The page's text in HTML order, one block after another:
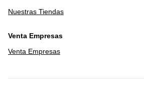
Nuestras Tiendas
Venta Empresas
Venta Empresas